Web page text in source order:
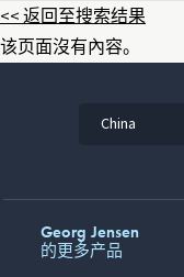
<< 返回至搜索结果
该页面沒有內容。
China
Georg Jensen
的更多产品